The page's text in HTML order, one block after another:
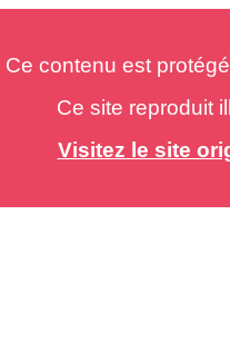
contenu est
Ce site reproduit
Visitez le site